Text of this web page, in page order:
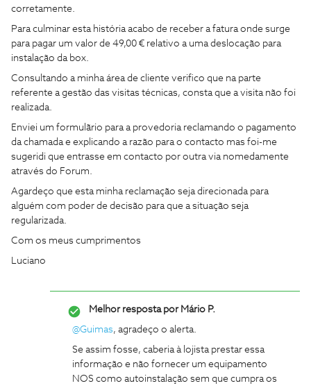
corretamente.
Para culminar esta história acabo de receber a fatura onde surge
para pagar um valor de 49,00 € relativo a uma deslocação para
instalação da box.
Consultando a minha área de cliente verifico que na parte
referente a gestão das visitas técnicas, consta que a visita não foi
realizada.
Enviei um formulãrio para a provedoria reclamando o pagamento
da chamada e explicando a razão para o contacto mas foi-me
sugeridi que entrasse em contacto por outra via nomedamente
através do Forum.
Agardeço que esta minha reclamação seja direcionada para
alguém com poder de decisão para que a situação seja
regularizada.
Com os meus cumprimentos
Luciano
Melhor resposta porMário P.
@Guimas, agradeço o alerta.
Se assim fosse, caberia à lojista prestar essa
informação e não fornecer um equipamento
NOS como autoinstalação sem que cumpra os